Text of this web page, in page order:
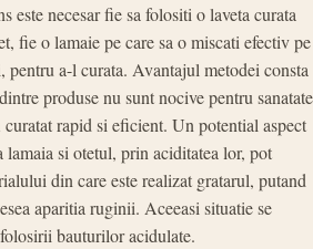
este necesar fie sa folositi o laveta curata
fie o lamaie pe care sa o miscati efectiv pe
pentru a-l curata. Avantajul metodei consta
produse nu sunt nocive pentru sanatate
rapid si eficient. Un potential aspect
si otetul, prin aciditatea lor, pot
din care este realizat gratarul, putand
aparitia ruginii. Aceeasi situatie se
bauturilor acidulate.